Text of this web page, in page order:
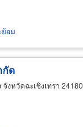
อม
กัด
งหวัดฉะเชิงเทรา 24180